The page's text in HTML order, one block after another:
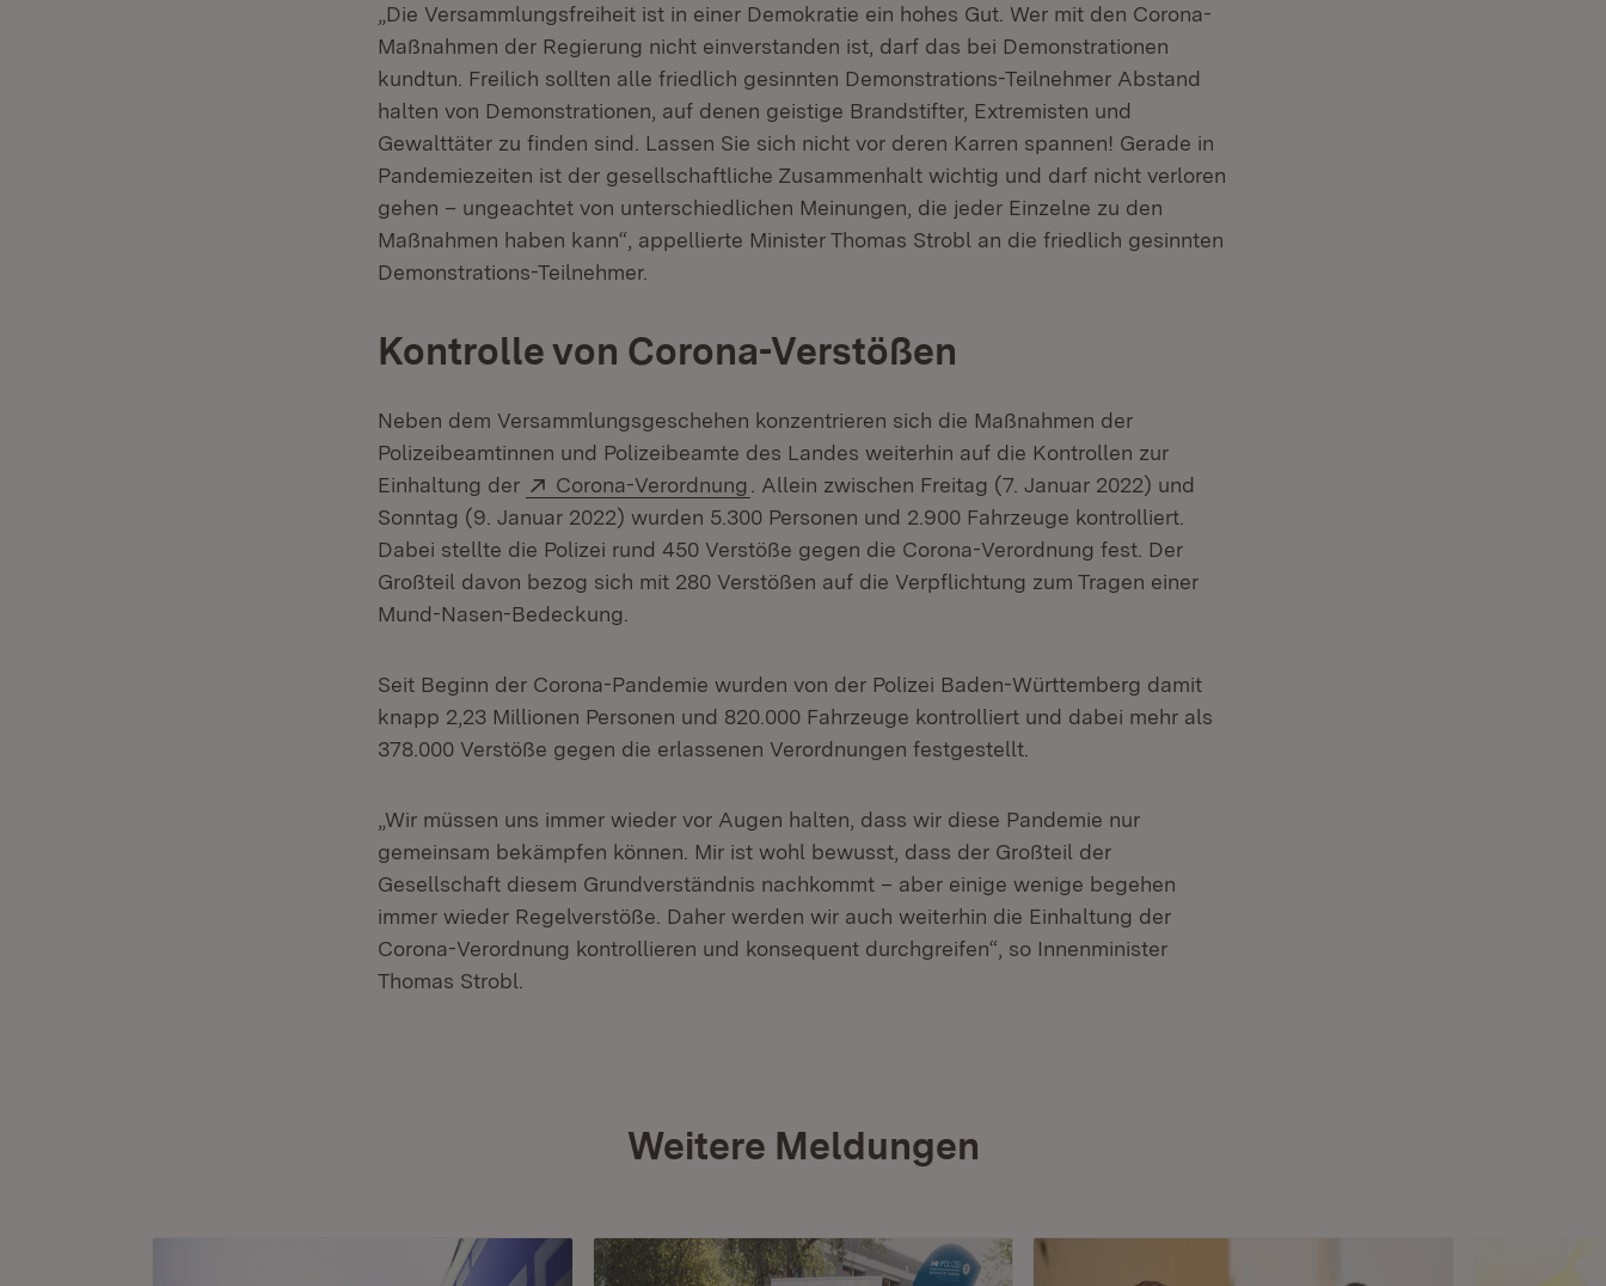
„Die Versammlungsfreiheit ist in einer Demokratie ein hohes Gut. Wer mit den Corona-
Maßnahmen der Regierung nicht einverstanden ist, darf das bei Demonstrationen
kundtun. Freilich sollten alle friedlich gesinnten Demonstrations-Teilnehmer Abstand
halten von Demonstrationen, auf denen geistige Brandstifter, Extremisten und
Gewalttäter zu finden sind. Lassen Sie sich nicht vor deren Karren spannen! Gerade in
Pandemiezeiten ist der gesellschaftliche Zusammenhalt wichtig und darf nicht verloren
gehen – ungeachtet von unterschiedlichen Meinungen, die jeder Einzelne zu den
Maßnahmen haben kann“, appellierte Minister Thomas Strobl an die friedlich gesinnten
Demonstrations-Teilnehmer.
Kontrolle von Corona-Verstößen
Neben dem Versammlungsgeschehen konzentrieren sich die Maßnahmen der
Polizeibeamtinnen und Polizeibeamte des Landes weiterhin auf die Kontrollen zur
Einhaltung der
Extern:
Corona-Verordnung (Öffnet in neuem Fenster)
. Allein zwischen Freitag (7. Januar 2022) und
Sonntag (9. Januar 2022) wurden 5.300 Personen und 2.900 Fahrzeuge kontrolliert.
Dabei stellte die Polizei rund 450 Verstöße gegen die Corona-Verordnung fest. Der
Großteil davon bezog sich mit 280 Verstößen auf die Verpflichtung zum Tragen einer
Mund-Nasen-Bedeckung.
Seit Beginn der Corona-Pandemie wurden von der Polizei Baden-Württemberg damit
knapp 2,23 Millionen Personen und 820.000 Fahrzeuge kontrolliert und dabei mehr als
378.000 Verstöße gegen die erlassenen Verordnungen festgestellt.
„Wir müssen uns immer wieder vor Augen halten, dass wir diese Pandemie nur
gemeinsam bekämpfen können. Mir ist wohl bewusst, dass der Großteil der
Gesellschaft diesem Grundverständnis nachkommt – aber einige wenige begehen
immer wieder Regelverstöße. Daher werden wir auch weiterhin die Einhaltung der
Corona-Verordnung kontrollieren und konsequent durchgreifen“, so Innenminister
Thomas Strobl.
Weitere Meldungen